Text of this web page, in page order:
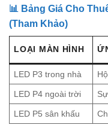
📊 Bảng Giá Cho
(Tham Khảo)
LOẠI MÀN HÌNH
LED P3 trong nhà
LED P4 ngoài trời
LED P5 sân khấu